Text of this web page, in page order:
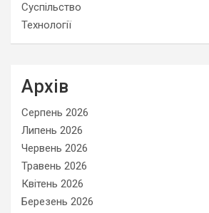
Суспільство
Технології
Архів
Серпень 2026
Липень 2026
Червень 2026
Травень 2026
Квітень 2026
Березень 2026